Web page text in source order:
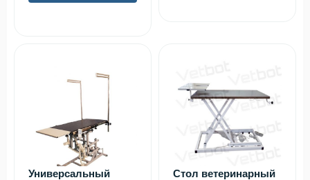
Универсальный
Стол ветеринарный